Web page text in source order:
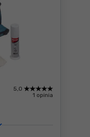
5,0
1 opinia